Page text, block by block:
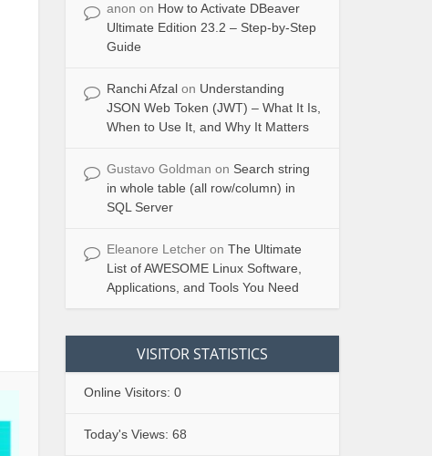
anon on How to Activate DBeaver
Ultimate Edition 23.2 – Step-by-Step
Guide
Ranchi Afzal on Understanding
JSON Web Token (JWT) – What It Is,
When to Use It, and Why It Matters
Gustavo Goldman on Search string
in whole table (all row/column) in
SQL Server
Eleanore Letcher on The Ultimate
List of AWESOME Linux Software,
Applications, and Tools You Need
VISITOR STATISTICS
Online Visitors: 0
Today's Views: 68